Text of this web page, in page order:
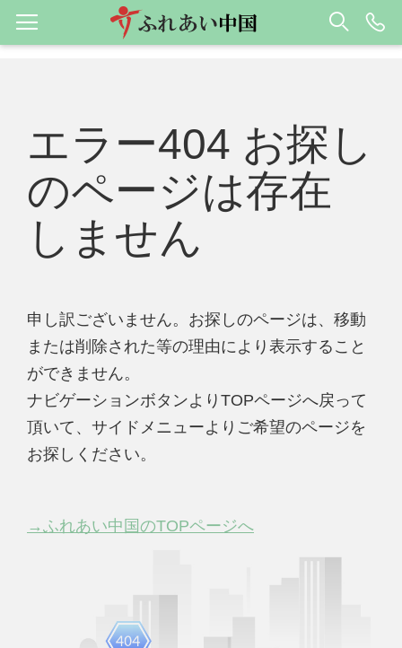
エラー404 お探し
のページは存在
しません
申し訳ございません。お探しのページは、移動
または削除された等の理由により表示すること
ができません。
ナビゲーションボタンよりTOPページへ戻って
頂いて、サイドメニューよりご希望のページを
お探しください。
→ふれあい中国のTOPページへ